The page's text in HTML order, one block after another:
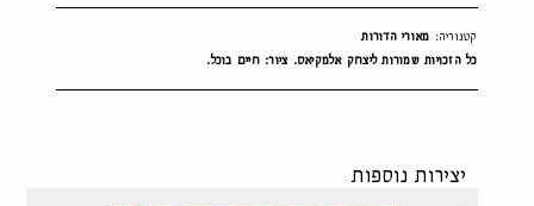
קטגוריה: מאורי הדורות
כל הזכויות שמורות ליצחק אלמקיאס. ציור: חיים בוכל.
יצירות נוספות